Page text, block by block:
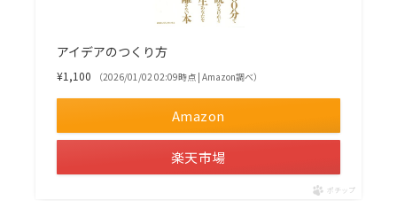
アイデアのつくり方
¥1,100 （2026/01/02 02:09時点 | Amazon調べ）
Amazon
楽天市場
ポチップ